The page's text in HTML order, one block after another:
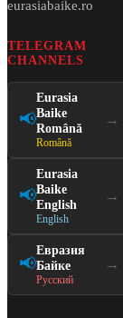
eurasiabaike.ro
TELEGRAM
CHANNELS
📢
Eurasia
Baike
Română
Română
→
📢
Eurasia
Baike
English
English
→
📢
Евразия
Байке
Русский
→